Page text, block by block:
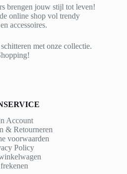
brengen jouw stijl tot leven!
online shop vol trendy
accessoires.
met onze collectie.
Account
& Retourneren
voorwaarden
Policy